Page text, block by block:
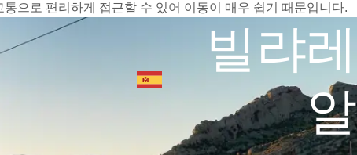
으로 편리하게 접근할 수 있어 이동이 매우 쉽기 때문입니다.
빌랴레
알